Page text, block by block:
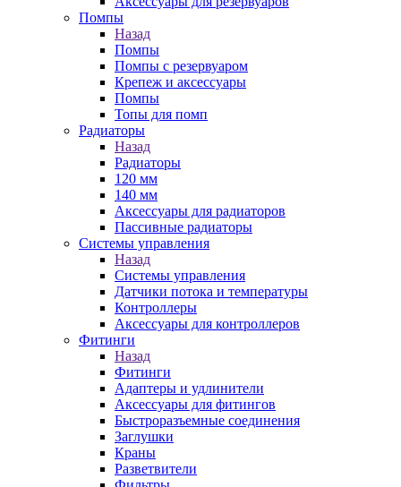
Помпы
Назад
Помпы
Помпы с резервуаром
Крепеж и аксессуары
Помпы
Топы для помп
Радиаторы
Назад
Радиаторы
120 мм
140 мм
Аксессуары для радиаторов
Пассивные радиаторы
Системы управления
Назад
Системы управления
Датчики потока и температуры
Контроллеры
Аксессуары для контроллеров
Фитинги
Назад
Фитинги
Адаптеры и удлинители
Аксессуары для фитингов
Быстроразъемные соединения
Заглушки
Краны
Разветвители